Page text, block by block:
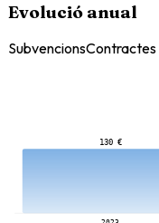
Evolució anual
SubvencionsContractes
130 €